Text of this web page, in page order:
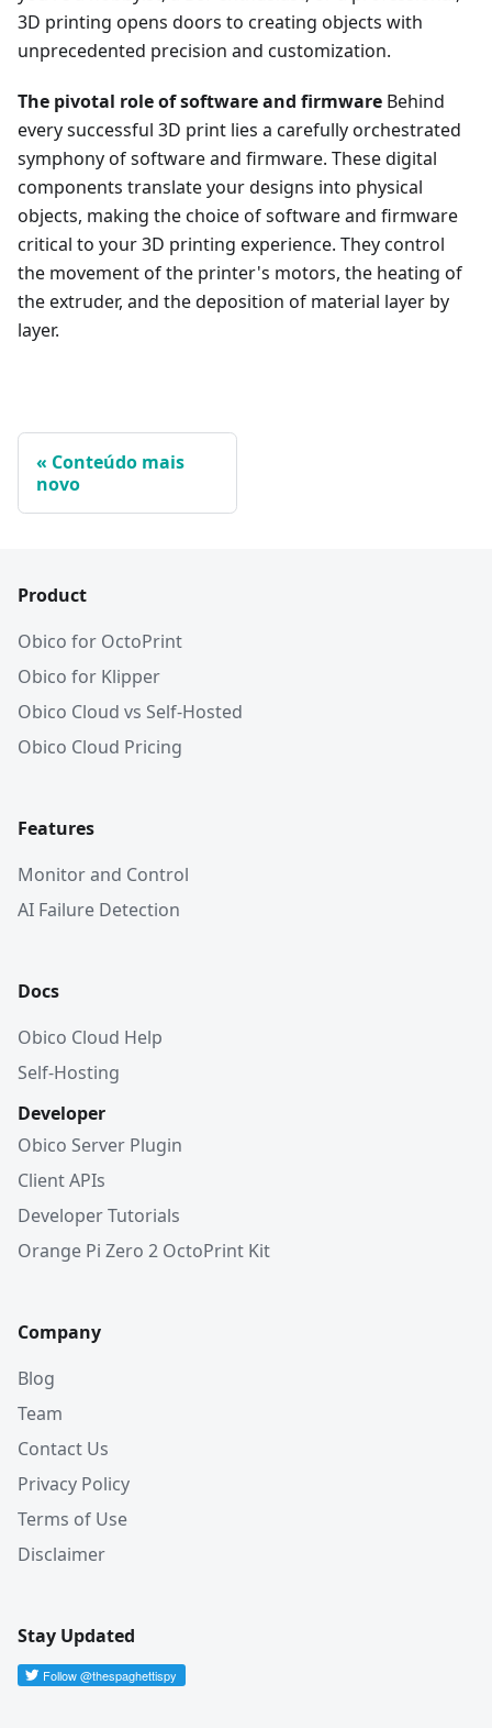
3D printing opens doors to creating objects with
unprecedented precision and customization.
The pivotal role of software and firmware Behind
every successful 3D print lies a carefully orchestrated
symphony of software and firmware. These digital
components translate your designs into physical
objects, making the choice of software and firmware
critical to your 3D printing experience. They control
the movement of the printer's motors, the heating of
the extruder, and the deposition of material layer by
layer.
Conteúdo mais
novo
Product
Obico for OctoPrint
Obico for Klipper
Obico Cloud vs Self-Hosted
Obico Cloud Pricing
Features
Monitor and Control
AI Failure Detection
Docs
Obico Cloud Help
Self-Hosting
Developer
Obico Server Plugin
Client APIs
Developer Tutorials
Orange Pi Zero 2 OctoPrint Kit
Company
Blog
Team
Contact Us
Privacy Policy
Terms of Use
Disclaimer
Stay Updated